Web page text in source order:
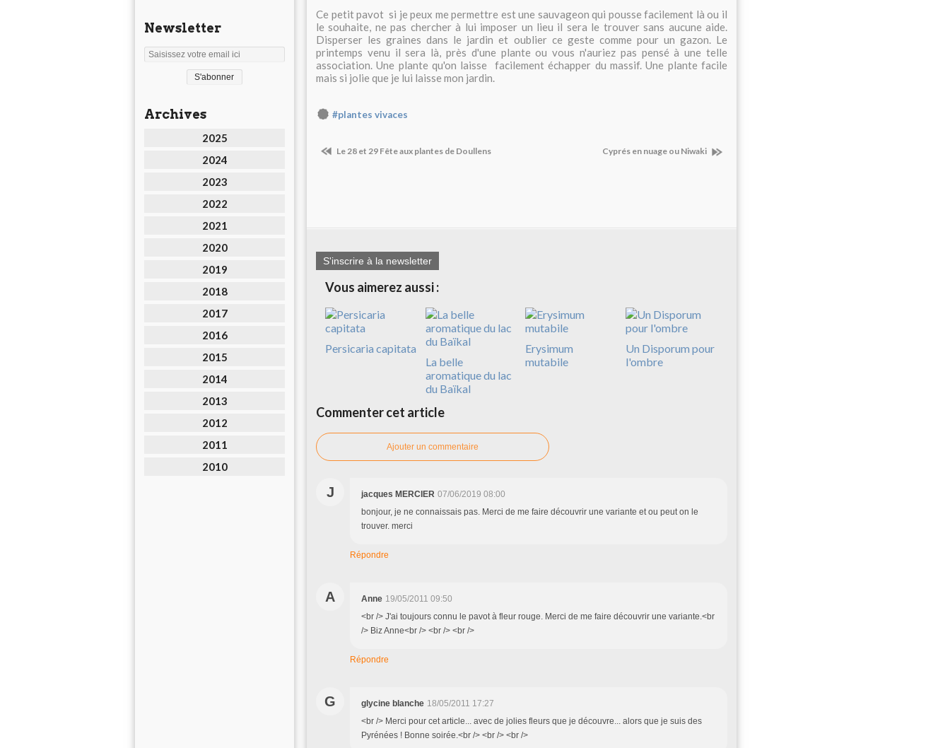
Newsletter
Archives
2025
2024
2023
2022
2021
2020
2019
2018
2017
2016
2015
2014
2013
2012
2011
2010
Ce petit pavot si je peux me permettre est une sauvageon qui pousse facilement là ou il
le souhaite, ne pas chercher à lui imposer un lieu il sera le trouver sans aucune aide.
Disperser les graines dans le jardin et oublier ce geste comme pour un gazon. Le
printemps venu il sera là, près d'une plante ou vous n'auriez pas pensé à une telle
association. Une plante qu'on laisse facilement échapper du massif. Une plante facile
mais si jolie que je lui laisse mon jardin.
#plantes vivaces
Le 28 et 29 Fête aux plantes de Doullens Cyprés en nuage ou Niwaki
S'inscrire à la newsletter
Vous aimerez aussi :
Persicaria capitata
La belle
aromatique du lac
du Baïkal
Erysimum
mutabile
Un Disporum pour
l'ombre
Commenter cet article
Ajouter un commentaire
J jacques MERCIER 07/06/2019 08:00
bonjour, je ne connaissais pas. Merci de me faire découvrir une variante et ou peut on le
trouver. merci
Répondre
A Anne 19/05/2011 09:50
<br /> J'ai toujours connu le pavot à fleur rouge. Merci de me faire découvrir une variante.<br
/> Biz Anne<br /> <br /> <br />
Répondre
G glycine blanche 18/05/2011 17:27
<br /> Merci pour cet article... avec de jolies fleurs que je découvre... alors que je suis des
Pyrénées ! Bonne soirée.<br /> <br /> <br />